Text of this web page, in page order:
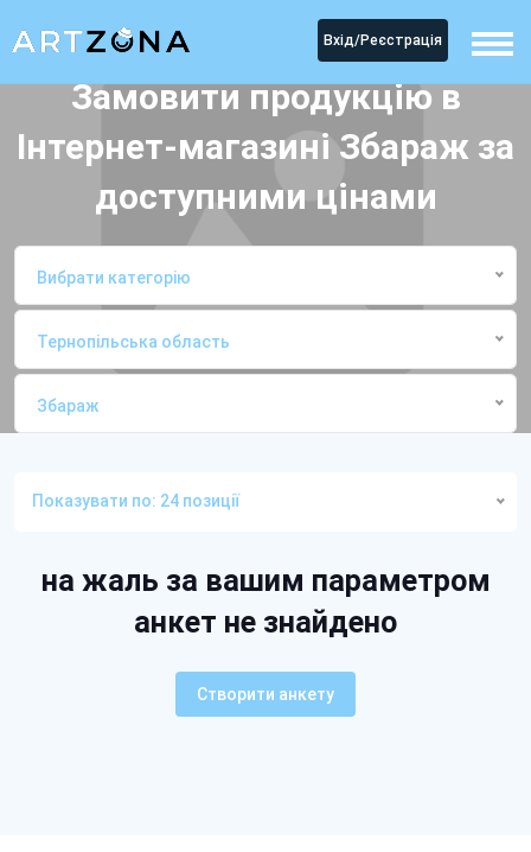
Вхід/Реєстрація
Замовити продукцію в
Інтернет-магазині Збараж за
доступними цінами
Вибрати категорію
Тернопільська область
Збараж
Показувати по: 24 позиції
на жаль за вашим параметром
анкет не знайдено
Створити анкету